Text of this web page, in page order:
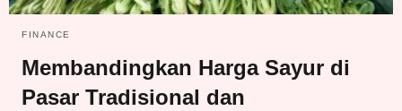
FINANCE
Membandingkan Harga Sayur di
Pasar Tradisional dan